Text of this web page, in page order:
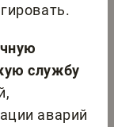
службу
аварий